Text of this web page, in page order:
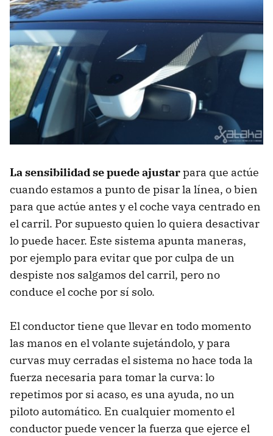
La sensibilidad se puede ajustarpara que actúe
cuando estamos a punto de pisar la línea, o bien
para que actúe antes y el coche vaya centrado en
el carril. Por supuesto quien lo quiera desactivar
lo puede hacer. Este sistema apunta maneras,
por ejemplo para evitar que por culpa de un
despiste nos salgamos del carril, pero no
conduce el coche por sí solo.
El conductor tiene que llevar en todo momento
las manos en el volante sujetándolo, y para
curvas muy cerradas el sistema no hace toda la
fuerza necesaria para tomar la curva: lo
repetimos por si acaso, es una ayuda, no un
piloto automático. En cualquier momento el
conductor puede vencer la fuerza que ejerce el